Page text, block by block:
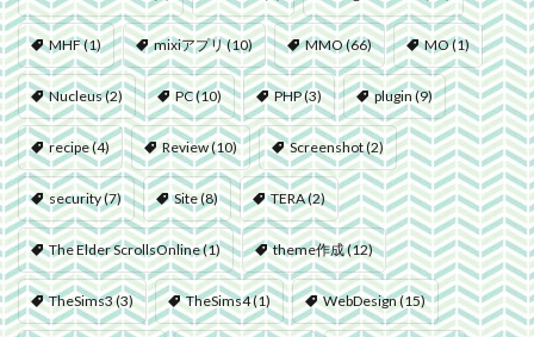
MHF(1) mixiアプリ(10) MMO(66) MO(1)
Nucleus(2) PC(10) PHP(3) plugin(9)
recipe(4) Review(10) Screenshot(2)
security(7) Site(8) TERA(2)
The Elder ScrollsOnline(1) theme作成(12)
TheSims3(3) TheSims4(1) WebDesign(15)